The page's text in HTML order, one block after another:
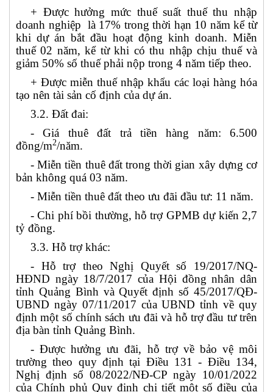
+ Được hưởng mức thuế suất thuế thu nhập
doanh nghiệp là 17% trong thời hạn 10 năm kể từ
khi dự án bắt đầu hoạt động kinh doanh. Miễn
thuế 02 năm, kể từ khi có thu nhập chịu thuế và
giảm 50% số thuế phải nộp trong 4 năm tiếp theo.
+ Được miễn thuế nhập khẩu các loại hàng hóa
tạo nên tài sản cố định của dự án.
3.2. Đất đai:
- Giá thuê đất trả tiền hàng năm: 6.500
đồng/m2/năm.
- Miễn tiền thuê đất trong thời gian xây dựng cơ
bản không quá 03 năm.
- Miễn tiền thuê đất theo ưu đãi đầu tư: 11 năm.
- Chi phí bồi thường, hỗ trợ GPMB dự kiến 2,7
tỷ đồng.
3.3. Hỗ trợ khác:
- Hỗ trợ theo Nghị Quyết số 19/2017/NQ-
HĐND ngày 18/7/2017 của Hội đồng nhân dân
tỉnh Quảng Bình và Quyết định số 45/2017/QĐ-
UBND ngày 07/11/2017 của UBND tỉnh về quy
định một số chính sách ưu đãi và hỗ trợ đầu tư trên
địa bàn tỉnh Quảng Bình.
- Được hưởng ưu đãi, hỗ trợ về bảo vệ môi
trường theo quy định tại Điều 131 - Điều 134,
Nghị định số 08/2022/NĐ-CP ngày 10/01/2022
của Chính phủ Quy định chi tiết một số điều của